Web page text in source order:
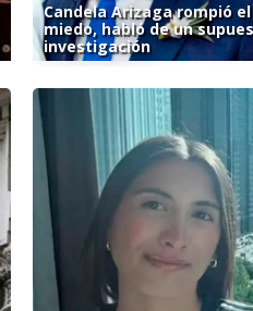
Candela Arizaga rompió
miedo, habló de un
investigación